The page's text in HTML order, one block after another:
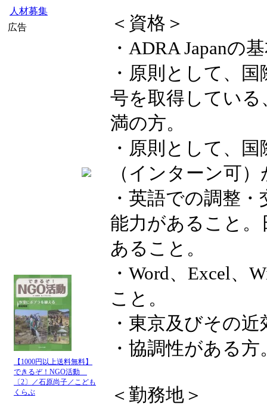
人材募集
広告
【1000円以上送料無料】
できるぞ！NGO活動
〔2〕／石原尚子／こども
くらぶ
＜資格＞
・ADRA Japanの
・原則として、
号を取得してい
満の方。
・原則として、
（インターン可
・英語での調整
能力があること
あること。
・Word、Excel、
こと。
・東京及びその
・協調性がある方
＜勤務地＞